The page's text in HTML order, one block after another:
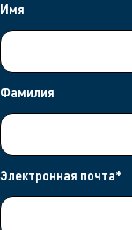
Имя
Фамилия
Электронная почта*